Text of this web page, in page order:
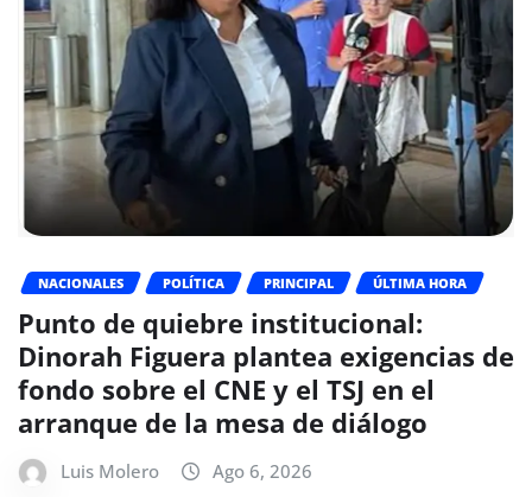
NACIONALES POLÍTICA PRINCIPAL ÚLTIMA HORA
Punto de quiebre institucional:
Dinorah Figuera plantea exigencias de
fondo sobre el CNE y el TSJ en el
arranque de la mesa de diálogo
Luis Molero Ago 6, 2026